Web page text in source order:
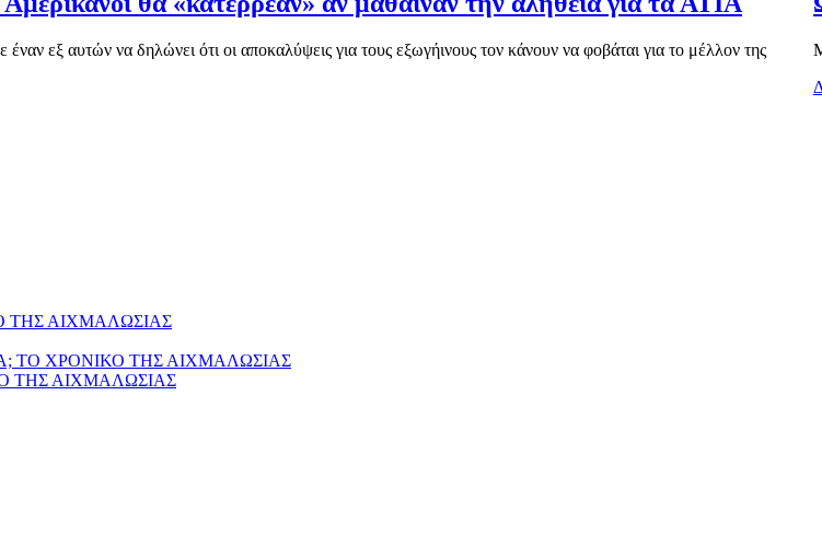
εξ αυτών να δηλώνει ότι οι αποκαλύψεις για τους εξωγήινους τον κάνουν να φοβάται για το μέλλον της
ΤΗΣ ΑΙΧΜΑΛΩΣΙΑΣ
ΤΟ ΧΡΟΝΙΚΟ ΤΗΣ ΑΙΧΜΑΛΩΣΙΑΣ
ΤΗΣ ΑΙΧΜΑΛΩΣΙΑΣ